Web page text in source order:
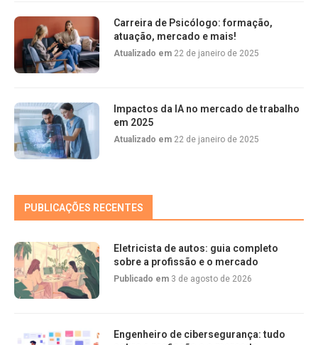
Carreira de Psicólogo: formação,
atuação, mercado e mais!
Atualizado em 22 de janeiro de 2025
Impactos da IA no mercado de trabalho
em 2025
Atualizado em 22 de janeiro de 2025
PUBLICAÇÕES RECENTES
Eletricista de autos: guia completo
sobre a profissão e o mercado
Publicado em 3 de agosto de 2026
Engenheiro de cibersegurança: tudo